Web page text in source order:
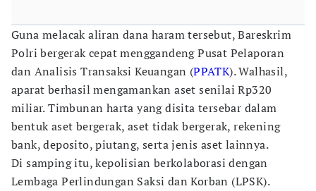
Guna melacak aliran dana haram tersebut, Bareskrim
Polri bergerak cepat menggandeng Pusat Pelaporan
dan Analisis Transaksi Keuangan (PPATK). Walhasil,
aparat berhasil mengamankan aset senilai Rp320
miliar. Timbunan harta yang disita tersebar dalam
bentuk aset bergerak, aset tidak bergerak, rekening
bank, deposito, piutang, serta jenis aset lainnya.
Di samping itu, kepolisian berkolaborasi dengan
Lembaga Perlindungan Saksi dan Korban (LPSK).